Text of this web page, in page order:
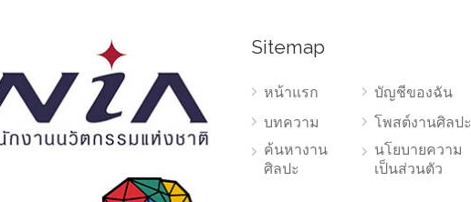
Sitemap
หน้าแรก
บทความ
ค้นหางาน
ศิลปะ
บัญชีของฉัน
โพสต์งานศิลปะ
นโยบายความ
เป็นส่วนตัว